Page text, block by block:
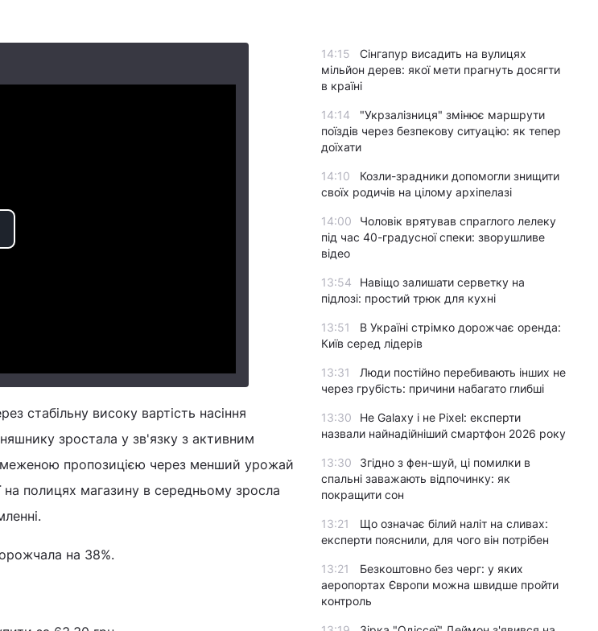
стабільну високу вартість насіння
зростала у зв'язку з активним
пропозицією через менший урожай
на полицях магазину в середньому зросла
на 38%.
14:15
Сінгапур висадить на вулицях
мільйон дерев: якої мети прагнуть досягти
в країні
14:14
"Укрзалізниця" змінює маршрути
поїздів через безпекову ситуацію: як тепер
доїхати
14:10
Козли-зрадники допомогли знищити
своїх родичів на цілому архіпелазі
14:00
Чоловік врятував спраглого лелеку
під час 40-градусної спеки: зворушливе
відео
13:54
Навіщо залишати серветку на
підлозі: простий трюк для кухні
13:51
В Україні стрімко дорожчає оренда:
Київ серед лідерів
13:31
Люди постійно перебивають інших не
через грубість: причини набагато глибші
13:30
Не Galaxy і не Pixel: експерти
назвали найнадійніший смартфон 2026 року
13:30
Згідно з фен-шуй, ці помилки в
спальні заважають відпочинку: як
покращити сон
13:21
Що означає білий наліт на сливах:
експерти пояснили, для чого він потрібен
13:21
Безкоштовно без черг: у яких
аеропортах Європи можна швидше пройти
контроль